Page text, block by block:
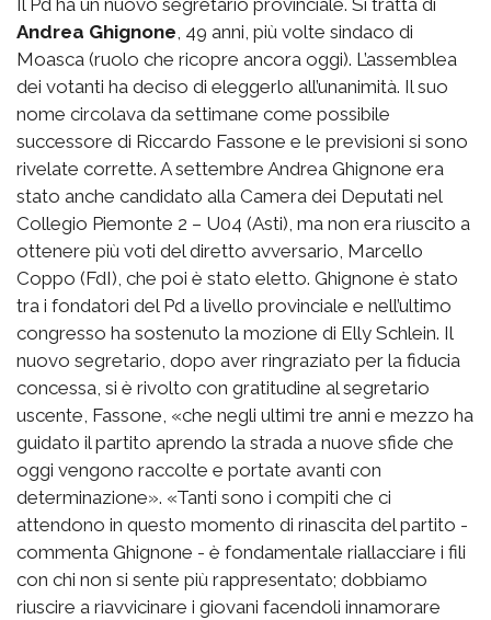
Andrea Ghignone , 49 anni, più volte sindaco di
Moasca (ruolo che ricopre ancora oggi). L’assemblea
dei votanti ha deciso di eleggerlo all’unanimità. Il suo
nome circolava da settimane come possibile
successore di Riccardo Fassone e le previsioni si sono
rivelate corrette. A settembre Andrea Ghignone era
stato anche candidato alla Camera dei Deputati nel
Collegio Piemonte 2 – U04 (Asti), ma non era riuscito a
ottenere più voti del diretto avversario, Marcello
Coppo (FdI), che poi è stato eletto. Ghignone è stato
tra i fondatori del Pd a livello provinciale e nell’ultimo
congresso ha sostenuto la mozione di Elly Schlein. Il
nuovo segretario, dopo aver ringraziato per la fiducia
concessa, si è rivolto con gratitudine al segretario
uscente, Fassone, «che negli ultimi tre anni e mezzo ha
guidato il partito aprendo la strada a nuove sfide che
oggi vengono raccolte e portate avanti con
determinazione». «Tanti sono i compiti che ci
attendono in questo momento di rinascita del partito -
commenta Ghignone - è fondamentale riallacciare i fili
con chi non si sente più rappresentato; dobbiamo
riuscire a riavvicinare i giovani facendoli innamorare